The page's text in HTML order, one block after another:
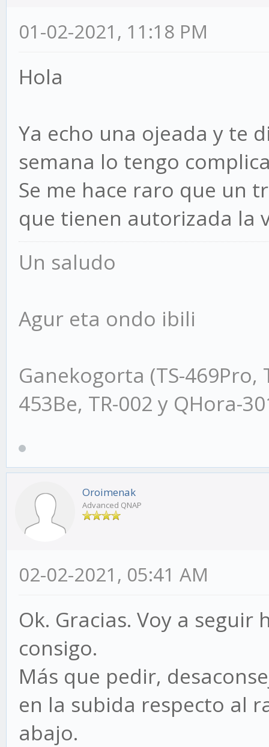
01-02-2021, 11:18 PM
Hola
Ya echo una ojeada y te
semana lo tengo
Se me hace raro que un
que tienen autorizada la
Un saludo
Agur eta ondo ibili
Ganekogorta (TS-469Pro,
453Be, TR-002 y QHora-
Oroimenak
Advanced QNAP
02-02-2021, 05:41 AM
Ok. Gracias. Voy a
consigo.
Más que pedir,
en la subida respecto al
abajo.